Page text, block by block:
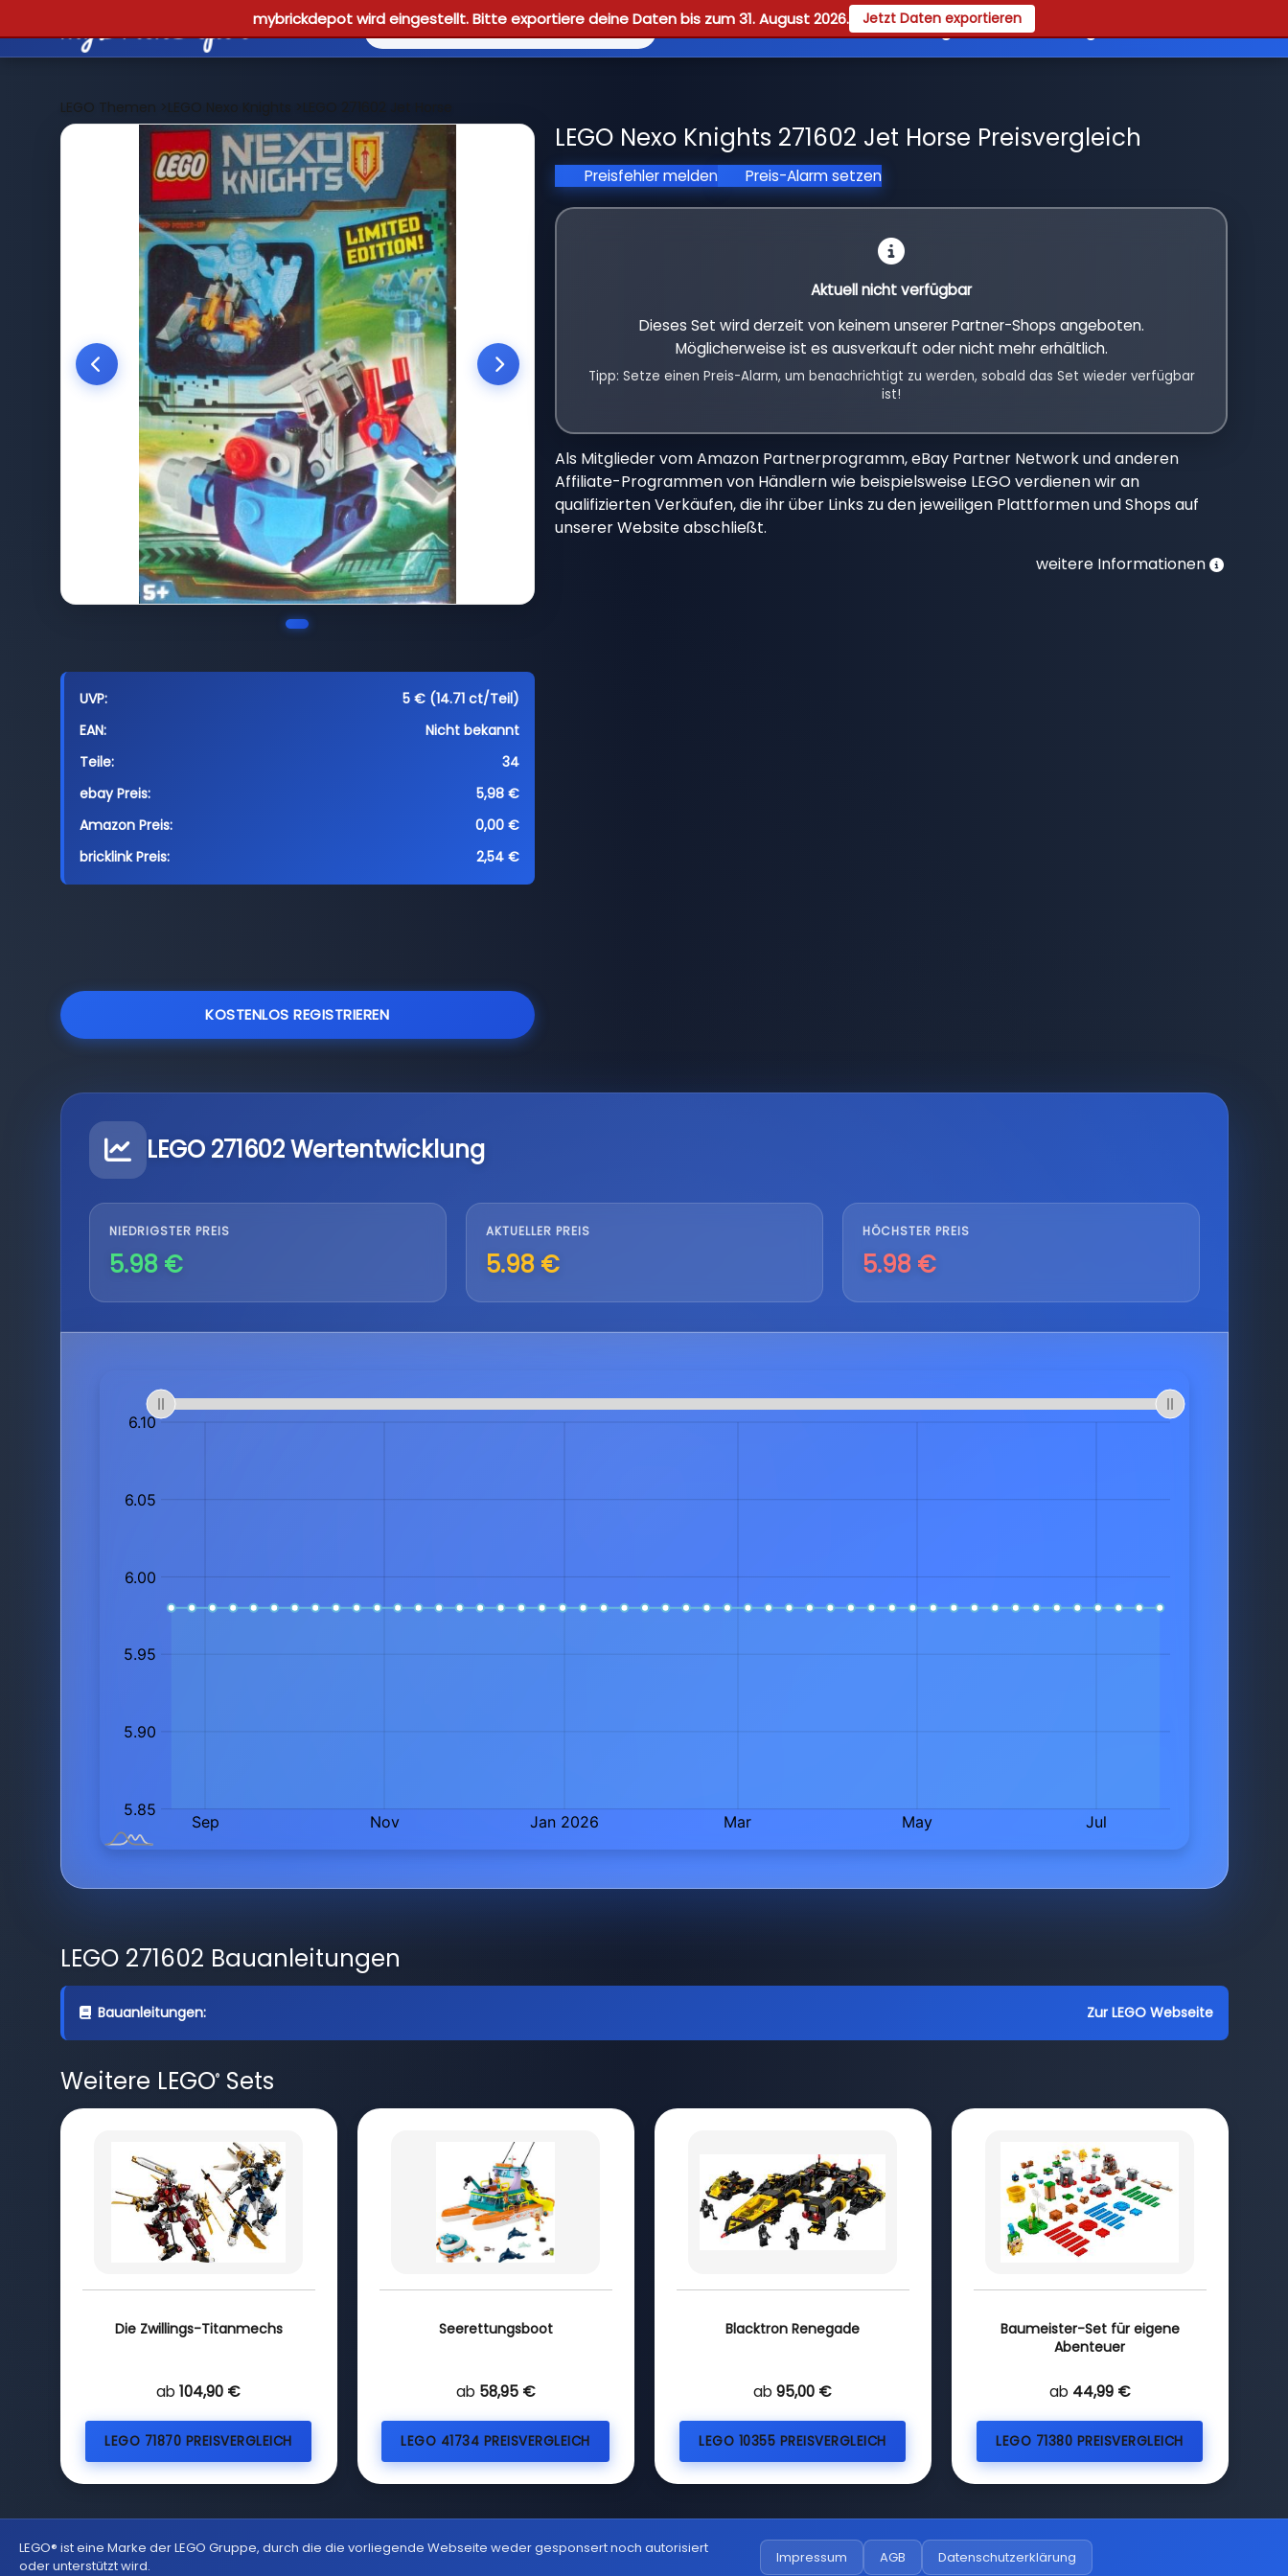
mybrickdepot wird eingestellt. Bitte exportiere deine Daten bis zum 31. August 2026. Jetzt Daten exportieren
Reviews Guides Registrieren
LEGO Themen >LEGO Nexo Knights >LEGO 271602 Jet Horse
UVP:
5 € (14.71 ct/Teil)
EAN:
Nicht bekannt
Teile:
34
ebay Preis:
5,98 €
Amazon Preis:
0,00 €
bricklink Preis:
2,54 €
KOSTENLOS REGISTRIEREN
LEGO Nexo Knights 271602 Jet Horse Preisvergleich
Preisfehler melden Preis-Alarm setzen
Aktuell nicht verfügbar
Dieses Set wird derzeit von keinem unserer Partner-Shops angeboten.
Möglicherweise ist es ausverkauft oder nicht mehr erhältlich.
Tipp: Setze einen Preis-Alarm, um benachrichtigt zu werden, sobald das Set wieder verfügbar
ist!
Als Mitglieder vom Amazon Partnerprogramm, eBay Partner Network und anderen
Affiliate-Programmen von Händlern wie beispielsweise LEGO verdienen wir an
qualifizierten Verkäufen, die ihr über Links zu den jeweiligen Plattformen und Shops auf
unserer Website abschließt.
weitere Informationen
LEGO 271602 Wertentwicklung
NIEDRIGSTER PREIS
5.98 €
AKTUELLER PREIS
5.98 €
HÖCHSTER PREIS
5.98 €
LEGO 271602 Bauanleitungen
Bauanleitungen: Zur LEGO Webseite
Weitere LEGO®Sets
Die Zwillings-Titanmechs
ab 104,90 €
LEGO 71870 PREISVERGLEICH
Seerettungsboot
ab 58,95 €
LEGO 41734 PREISVERGLEICH
Blacktron Renegade
ab 95,00 €
LEGO 10355 PREISVERGLEICH
Baumeister-Set für eigene
Abenteuer
ab 44,99 €
LEGO 71380 PREISVERGLEICH
LEGO® ist eine Marke der LEGO Gruppe, durch die die vorliegende Webseite weder gesponsert noch autorisiert
oder unterstützt wird.
Impressum AGB Datenschutzerklärung